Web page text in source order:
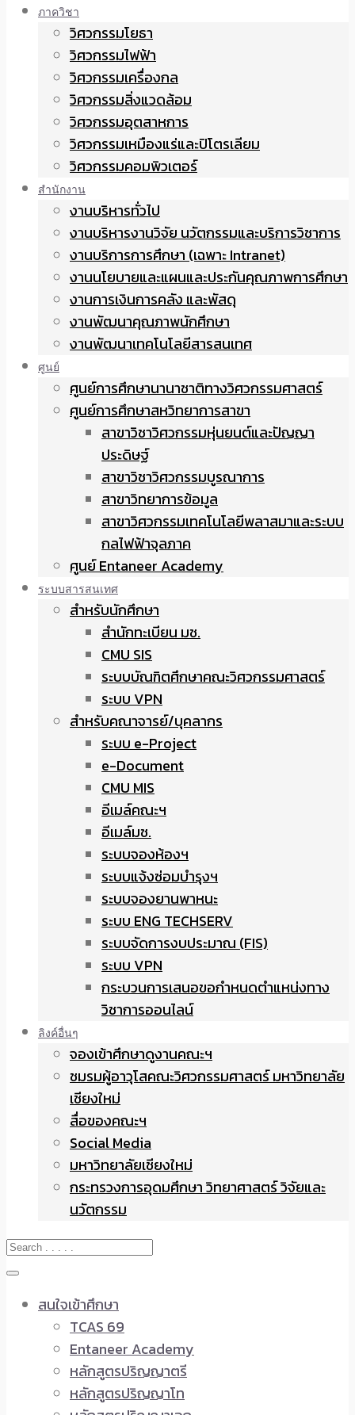
ภาควิชา
วิศวกรรมโยธา
วิศวกรรมไฟฟ้า
วิศวกรรมเครื่องกล
วิศวกรรมสิ่งแวดล้อม
วิศวกรรมอุตสาหการ
วิศวกรรมเหมืองแร่และปิโตรเลียม
วิศวกรรมคอมพิวเตอร์
สำนักงาน
งานบริหารทั่วไป
งานบริหารงานวิจัย นวัตกรรมและบริการวิชาการ
งานบริการการศึกษา (เฉพาะ Intranet)
งานนโยบายและแผนและประกันคุณภาพการศึกษา
งานการเงินการคลัง และพัสดุ
งานพัฒนาคุณภาพนักศึกษา
งานพัฒนาเทคโนโลยีสารสนเทศ
ศูนย์
ศูนย์การศึกษานานาชาติทางวิศวกรรมศาสตร์
ศูนย์การศึกษาสหวิทยาการสาขา
สาขาวิชาวิศวกรรมหุ่นยนต์และปัญญา
ประดิษฐ์
สาขาวิชาวิศวกรรมบูรณาการ
สาขาวิทยาการข้อมูล
สาขาวิศวกรรมเทคโนโลยีพลาสมาและระบบ
กลไฟฟ้าจุลภาค
ศูนย์ Entaneer Academy
ระบบสารสนเทศ
สำหรับนักศึกษา
สำนักทะเบียน มช.
CMU SIS
ระบบบัณฑิตศึกษาคณะวิศวกรรมศาสตร์
ระบบ VPN
สำหรับคณาจารย์/บุคลากร
ระบบ e-Project
e-Document
CMU MIS
อีเมล์คณะฯ
อีเมล์มช.
ระบบจองห้องฯ
ระบบแจ้งซ่อมบำรุงฯ
ระบบจองยานพาหนะ
ระบบ ENG TECHSERV
ระบบจัดการงบประมาณ (FIS)
ระบบ VPN
กระบวนการเสนอขอกำหนดตำแหน่งทาง
วิชาการออนไลน์
ลิงค์อื่นๆ
จองเข้าศึกษาดูงานคณะฯ
ชมรมผู้อาวุโสคณะวิศวกรรมศาสตร์ มหาวิทยาลัย
เชียงใหม่
สื่อของคณะฯ
Social Media
มหาวิทยาลัยเชียงใหม่
กระทรวงการอุดมศึกษา วิทยาศาสตร์ วิจัยและ
นวัตกรรม
สนใจเข้าศึกษา
TCAS 69
Entaneer Academy
หลักสูตรปริญญาตรี
หลักสูตรปริญญาโท